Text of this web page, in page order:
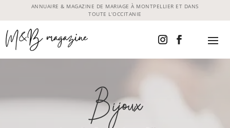
ANNUAIRE & MAGAZINE DE MARIAGE À MONTPELLIER ET DANS
TOUTE L’OCCITANIE
Bijoux